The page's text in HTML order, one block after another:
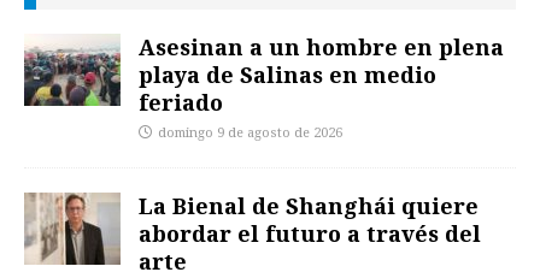
Asesinan a un hombre en plena
playa de Salinas en medio
feriado
domingo 9 de agosto de 2026
La Bienal de Shanghái quiere
abordar el futuro a través del
arte